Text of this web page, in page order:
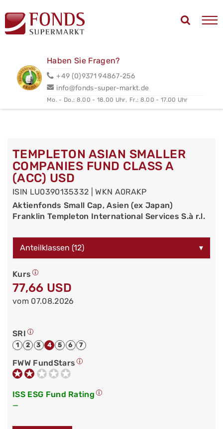
Haben Sie Fragen?
+49 (0)9371 94867-256
info@fonds-super-markt.de
Mo. - Do.: 8.00 - 18.00 Uhr, Fr.: 8.00 - 17.00 Uhr
TEMPLETON ASIAN SMALLER
COMPANIES FUND CLASS A
(ACC) USD
ISIN LU0390135332 | WKN A0RAKP
Aktienfonds Small Cap, Asien (ex Japan)
Franklin Templeton International Services S.à r.l.
Anteilklassen (12) ▾
Kurs
77,66 USD
vom 07.08.2026
SRI
1 2 3 4 5 6 7
FWW FundStars
ISS ESG Fund Rating
—